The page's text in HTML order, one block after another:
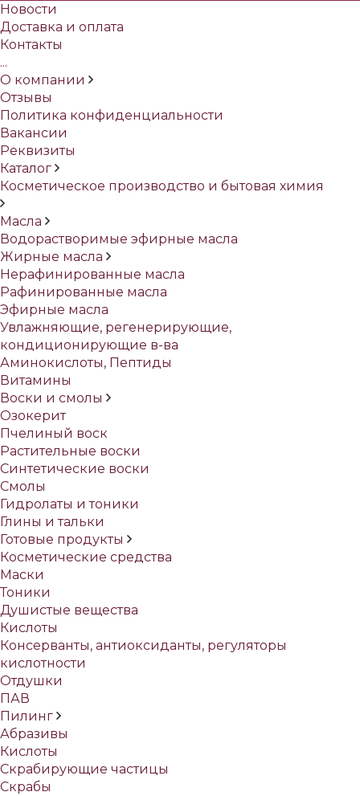
Новости
Доставка и оплата
Контакты
...
О компании
Отзывы
Политика конфиденциальности
Вакансии
Реквизиты
Каталог
Косметическое производство и бытовая химия
Масла
Водорастворимые эфирные масла
Жирные масла
Нерафинированные масла
Рафинированные масла
Эфирные масла
Увлажняющие, регенерирующие,
кондиционирующие в-ва
Аминокислоты, Пептиды
Витамины
Воски и смолы
Озокерит
Пчелиный воск
Растительные воски
Синтетические воски
Смолы
Гидролаты и тоники
Глины и тальки
Готовые продукты
Косметические средства
Маски
Тоники
Душистые вещества
Кислоты
Консерванты, антиоксиданты, регуляторы
кислотности
Отдушки
ПАВ
Пилинг
Абразивы
Кислоты
Скрабирующие частицы
Скрабы